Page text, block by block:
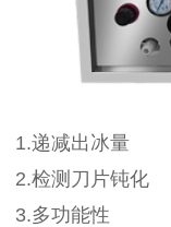
1.递减出冰量
2.检测⼑⽚钝化
3.多功能性